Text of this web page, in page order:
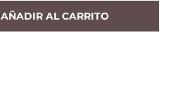
AÑADIR AL CARRITO